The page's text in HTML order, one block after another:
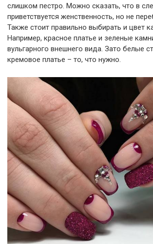
слишком пестро. Можно сказать, что в
приветствуется женственность, но не
Также стоит правильно выбирать и цвет
Например, красное платье и зеленые
вульгарного внешнего вида. Зато белые
кремовое платье – то, что нужно.